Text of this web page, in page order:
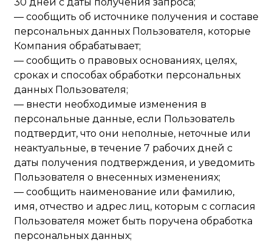
— сообщить об источнике получения и составе
персональных данных Пользователя, которые
Компания обрабатывает;
— сообщить о правовых основаниях, целях,
сроках и способах обработки персональных
данных Пользователя;
— внести необходимые изменения в
персональные данные, если Пользователь
подтвердит, что они неполные, неточные или
неактуальные, в течение 7 рабочих дней с
даты получения подтверждения, и уведомить
Пользователя о внесенных изменениях;
— сообщить наименование или фамилию,
имя, отчество и адрес лиц, которым с согласия
Пользователя может быть поручена обработка
персональных данных;